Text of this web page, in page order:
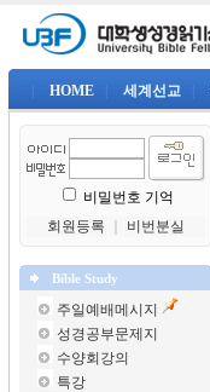
HOME 세계선교
비밀번호 기억
회원등록
비번분실
Bible Study
주일예배메시지
성경공부문제지
수양회강의
특강